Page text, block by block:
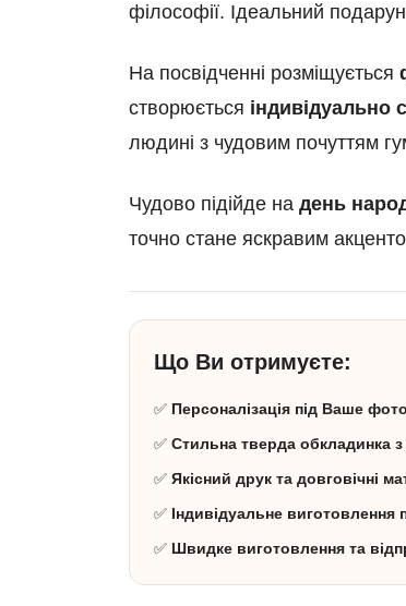
філософії. Ідеальний
На посвідченні розміщується
створюється індивідуально
людині з чудовим почуттям
Чудово підійде на день
точно стане яскравим
Що Ви отримуєте:
✅ Персоналізація під Ваше фото
✅ Стильна тверда обкладинка
✅ Якісний друк та довговічні
✅ Індивідуальне виготовлення
✅ Швидке виготовлення та